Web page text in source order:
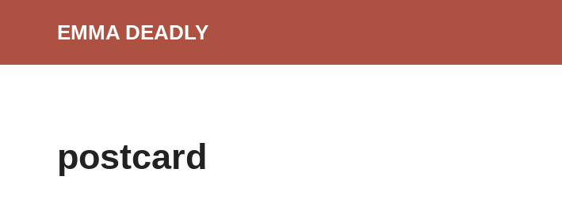
EMMA DEADLY
postcard